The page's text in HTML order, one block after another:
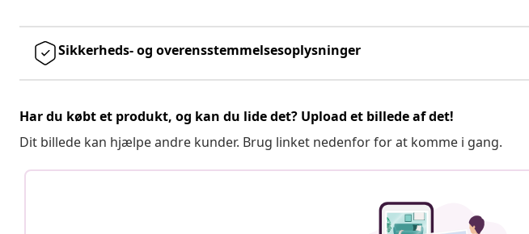
Sikkerheds- og overensstemmelsesoplysninger
Har du købt et produkt, og kan du lide det? Upload et billede af det!
Dit billede kan hjælpe andre kunder. Brug linket nedenfor for at komme i gang.